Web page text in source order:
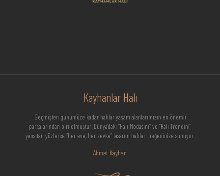
Kayhanlar Halı
Geçmişten günümüze kadar halılar yaşam alanlarımızın en önemli
parçalarından biri olmuştur. Dünya’daki “Halı Modasını” ve “Halı Trendini”
yansıtan yüzlerce “her eve, her zevke” tasarım halıları beğeninize sunuyor.
Ahmet Kayhan